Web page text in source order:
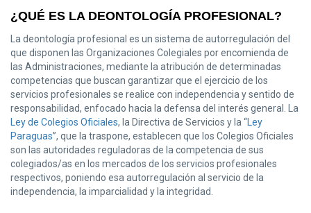
¿QUÉ ES LA DEONTOLOGÍA PROFESIONAL?
La deontología profesional es un sistema de autorregulación del
que disponen las Organizaciones Colegiales por encomienda de
las Administraciones, mediante la atribución de determinadas
competencias que buscan garantizar que el ejercicio de los
servicios profesionales se realice con independencia y sentido de
responsabilidad, enfocado hacia la defensa del interés general. La
Ley de Colegios Oficiales, la Directiva de Servicios y la “ Ley
Paraguas”, que la traspone, establecen que los Colegios Oficiales
son las autoridades reguladoras de la competencia de sus
colegiados/as en los mercados de los servicios profesionales
respectivos, poniendo esa autorregulación al servicio de la
independencia, la imparcialidad y la integridad.